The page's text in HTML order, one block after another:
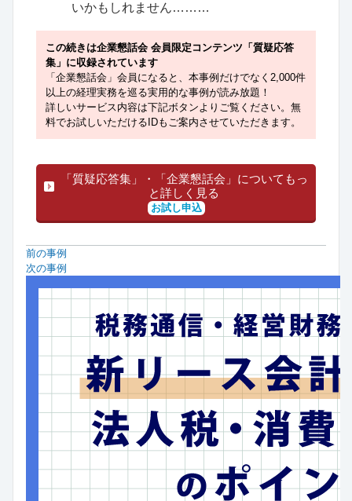
いかもしれません………
この続きは企業懇話会 会員限定コンテンツ「質疑応答
集」に収録されています
「企業懇話会」会員になると、本事例だけでなく2,000件
以上の経理実務を巡る実用的な事例が読み放題！
詳しいサービス内容は下記ボタンよりご覧ください。無
料でお試しいただけるIDもご案内させていただきます。
「質疑応答集」・「企業懇話会」についてもっ
と詳しく見る
お試し申込
前の事例
次の事例